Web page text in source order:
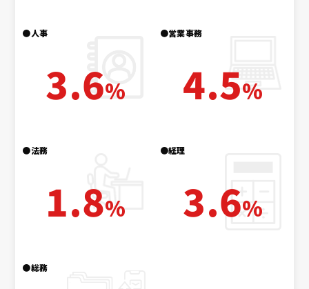
●人事
3.6%
●営業事務
4.5%
●法務
1.8%
●経理
3.6%
●総務